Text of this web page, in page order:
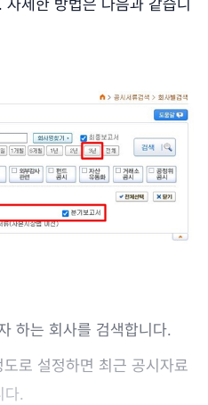
세한 방법은 다음과 같습니
하는 회사를 검색합니다.
로 설정하면 최근 공시자료
다.